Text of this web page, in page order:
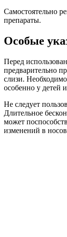
Самостоятельно
препараты.
Особые
Перед
предварительно
слизи.
особенно у детей
Не следует
Длительное
может
изменений в